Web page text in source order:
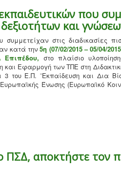
που
και
στις διαδικασίες
κατά την5η (07/02/2015 – 05/04/
Επιπέδου, στο πλαίσιο
και Εφαρμογή των ΤΠΕ στη
3 του Ε.Π. ¨Εκπαίδευση και Δια
Ένωσης (Ευρωπαϊκό
ΠΣΔ, αποκτήστε τον